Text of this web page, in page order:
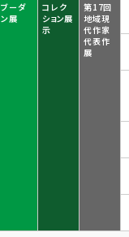
ブーダ
ン展
コレク
ション展
示
第17回
地域現
代作家
代表作
展